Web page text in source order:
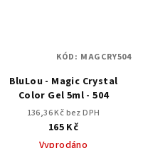
BluLou - Magic Crystal
Color Gel 5ml - 504
136,36 Kč bez DPH
165 Kč
KÓD: MAGCRY504